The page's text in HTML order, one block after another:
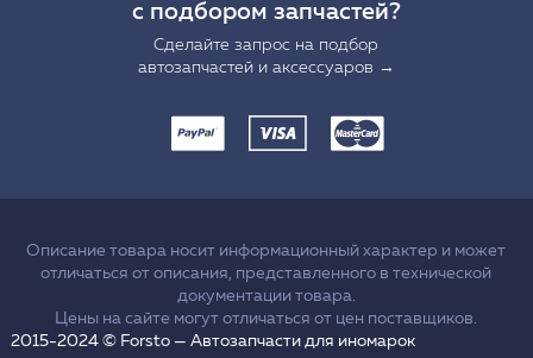
с подбором запчастей?
Сделайте запрос на подбор
автозапчастей и аксессуаров →
Описание товара носит информационный характер и может
отличаться от описания, представленного в технической
документации товара.
Цены на сайте могут отличаться от цен поставщиков.
2015-2024 © Forsto — Автозапчасти для иномарок